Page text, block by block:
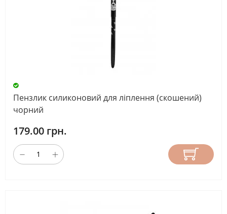
СКИНУТИ
Пензлик силиконовий для ліплення (скошений)
чорний
179.00 грн.